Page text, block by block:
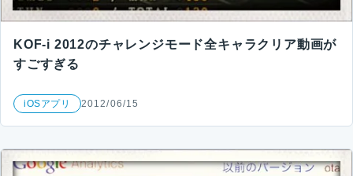
KOF-i 2012のチャレンジモード全キャラクリア動画が
すごすぎる
iOSアプリ 2012/06/15